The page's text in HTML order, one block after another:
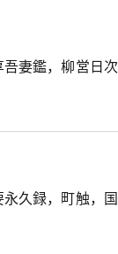
吾妻鑑，柳営日
永久録，町触，